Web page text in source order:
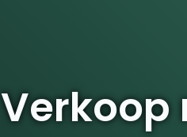
Verkoop